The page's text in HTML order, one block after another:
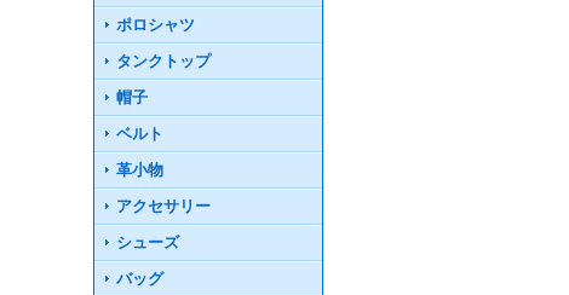
ポロシャツ
タンクトップ
帽子
ベルト
革小物
アクセサリー
シューズ
バッグ